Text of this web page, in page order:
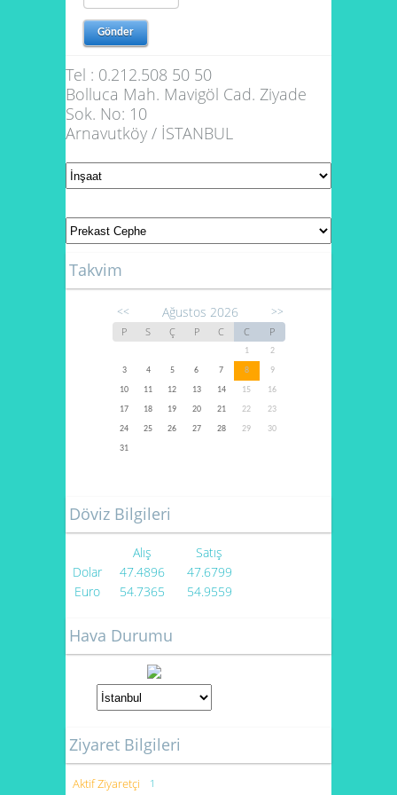
Tel : 0.212.508 50 50
Bolluca Mah. Mavigöl Cad. Ziyade
Sok. No: 10
Arnavutköy / İSTANBUL
Takvim
<< Ağustos 2026 >>
P S Ç P C C P
1
2
3
4 5 6 7 8
9
10
11 12 13 14 15
16
17
18 19 20 21 22
23
24
25 26 27 28 29
30
31
Döviz Bilgileri
Alış
Satış
Dolar
47.4896
47.6799
Euro
54.7365 54.9559
Hava Durumu
Ziyaret Bilgileri
Aktif Ziyaretçi 1